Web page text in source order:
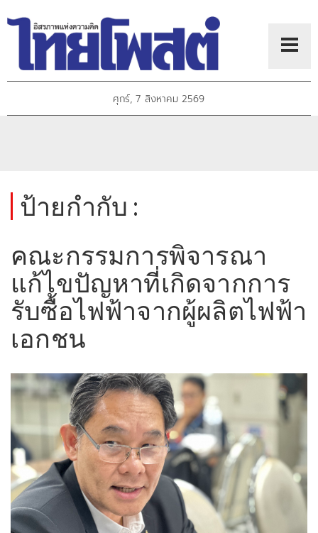
ศุกร์, 7 สิงหาคม 2569
ป้ายกำกับ :
คณะกรรมการพิจารณา
แก้ไขปัญหาที่เกิดจากการ
รับซื้อไฟฟ้าจากผู้ผลิตไฟฟ้า
เอกชน